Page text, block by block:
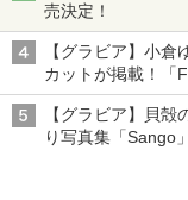
売決定！
【グラビア】小
カットが掲載！「
【グラビア】貝
り写真集「Sango